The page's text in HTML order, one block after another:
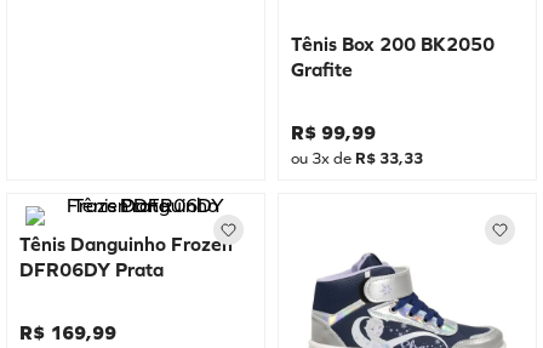
Tênis Box 200 BK2050
Grafite
R$ 99,99
ou 3x de R$ 33,33
Tênis Danguinho Frozen
DFR06DY Prata
R$ 169,99